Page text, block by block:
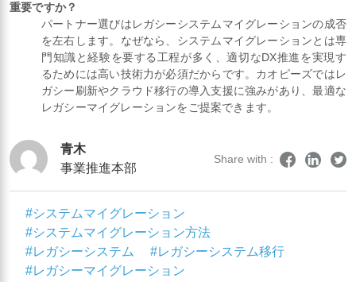
重要ですか？
パートナー選びはレガシーシステムマイグレーションの成否
を左右します。なぜなら、システムマイグレーションとは専
門知識と経験を要する工程が多く、適切なDX推進を実現す
るためには高い技術力が必須だからです。カオピーズではレ
ガシー刷新やクラウド移行の導入支援に強みがあり、最適な
レガシーマイグレーションをご提案できます。
青木
事業推進本部
Share with :
#システムマイグレーション
#システムマイグレーション方法
#レガシーシステム
#レガシーシステム移行
#レガシーマイグレーション